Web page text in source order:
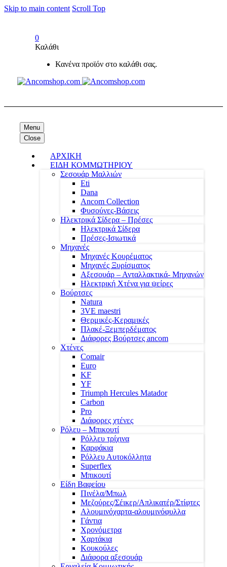
Skip to main content Scroll Top
0
Καλάθι
Κανένα προϊόν στο καλάθι σας.
Menu
Close
ΑΡΧΙΚΗ
ΕΙΔΗ ΚΟΜΜΩΤΗΡΙΟΥ
Σεσουάρ Μαλλιών
Eti
Dana
Ancom Collection
Φυσούνες-Βάσεις
Ηλεκτρικά Σίδερα – Πρέσες
Ηλεκτρικά Σίδερα
Πρέσες-Ισιωτικά
Μηχανές
Μηχανές Κουρέματος
Μηχανές Ξυρίσματος
Αξεσουάρ – Ανταλλακτικά- Μηχανών
Ηλεκτρική Χτένα για ψείρες
Βούρτσες
Natura
3VE maestri
Θερμικές-Κεραμικές
Πλακέ-Ξεμπερδέματος
Διάφορες Βούρτσες ancom
Χτένες
Comair
Euro
KF
YF
Triumph Hercules Matador
Carbon
Pro
Διάφορες χτένες
Ρόλευ – Μπικουτί
Ρόλλευ τρίχινα
Καρφάκια
Ρόλλευ Αυτοκόλλητα
Superflex
Μπικουτί
Είδη Βαφείου
Πινέλα/Μπωλ
Μεζούρες/Σέικερ/Απλικατέρ/Στίφτες
Αλουμινόχαρτα-αλουμινόφυλλα
Γάντια
Χρονόμετρα
Χαρτάκια
Κουκούλες
Διάφορα αξεσουάρ